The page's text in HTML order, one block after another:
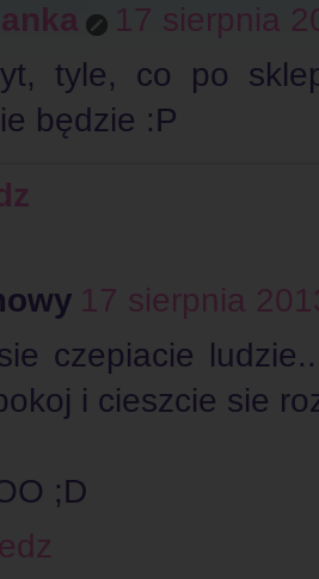
17 sierpnia
tyle, co po
będzie :P
17 sierpnia
czepiacie
i cieszcie sie
;D